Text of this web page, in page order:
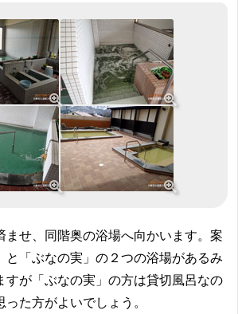
せ、同階奥の浴場へ向かいます。案
と「ぶなの実」の２つの浴場があるみ
すが「ぶなの実」の方は貸切風呂なの
た方がよいでしょう。